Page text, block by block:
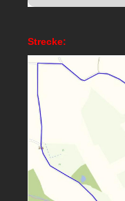
Strecke: